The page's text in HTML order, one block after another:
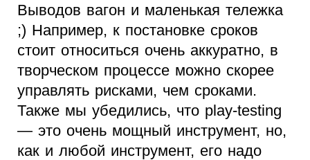
Выводов вагон и маленькая тележка
;) Например, к постановке сроков
стоит относиться очень аккуратно, в
творческом процессе можно скорее
управлять рисками, чем сроками.
Также мы убедились, что play-testing
— это очень мощный инструмент, но,
как и любой инструмент, его надо